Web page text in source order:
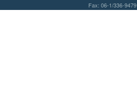
Fax: 06-1/336-9479